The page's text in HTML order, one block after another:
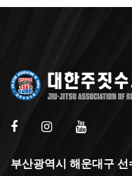
부산광역시 해운대구